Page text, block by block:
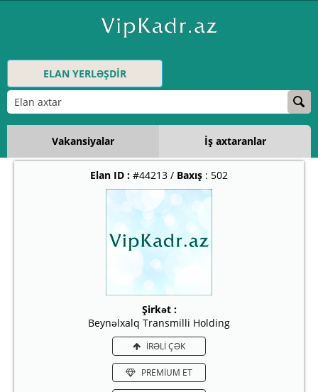
ELAN YERLƏŞDİR
Vakansiyalar İş axtaranlar
Elan ID : #44213 / Baxış : 502
Şirkət :
Beynəlxalq Transmilli Holding
İRƏLİ ÇƏK
PREMİUM ET